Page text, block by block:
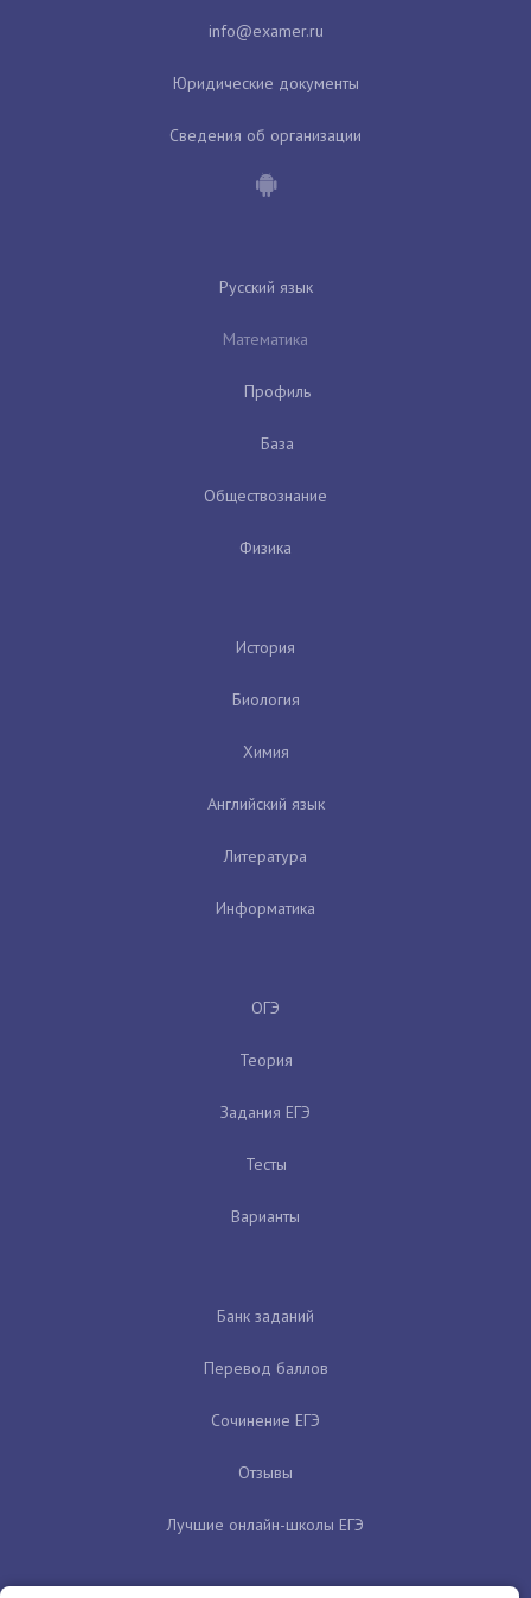
Юридические документы
Сведения об организации
Русский язык
Математика
Профиль
База
Обществознание
Физика
История
Биология
Химия
Английский язык
Литература
Информатика
ОГЭ
Теория
Задания ЕГЭ
Тесты
Варианты
Банк заданий
Перевод баллов
Сочинение ЕГЭ
Отзывы
Лучшие онлайн-школы ЕГЭ